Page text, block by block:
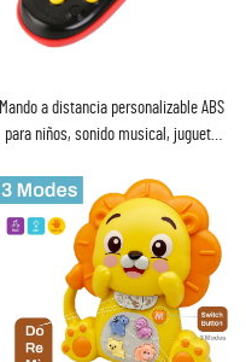
Mando a distancia personalizable ABS
para niños, sonido musical, juguete